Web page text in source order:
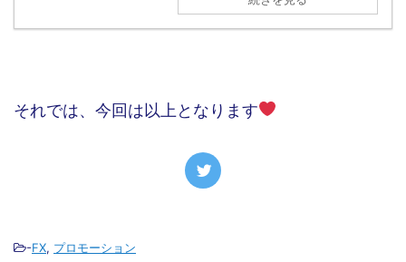
それでは、今回は以上となります
-FX, プロモーション